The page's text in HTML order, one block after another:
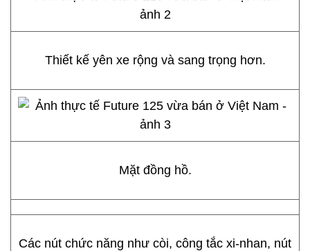
Thiết kế yên xe rộng và sang trọng hơn.
Mặt đồng hồ.
Các nút chức năng như còi, công tắc xi-nhan, nút